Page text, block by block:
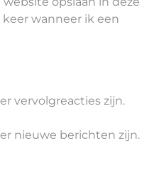
wanneer ik een
vervolgreacties zijn.
nieuwe berichten zijn.